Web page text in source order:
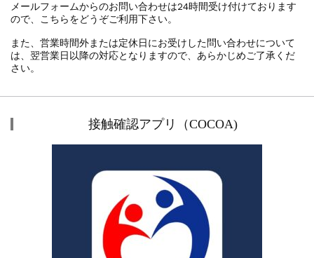
メールフォームからのお問い合わせは24時間受け付けております
ので、こちらをどうぞご利用下さい。
また、営業時間外または定休日にお受けした問い合わせについて
は、翌営業日以降の対応となりますので、あらかじめご了承くだ
さい。
接触確認アプリ（COCOA)